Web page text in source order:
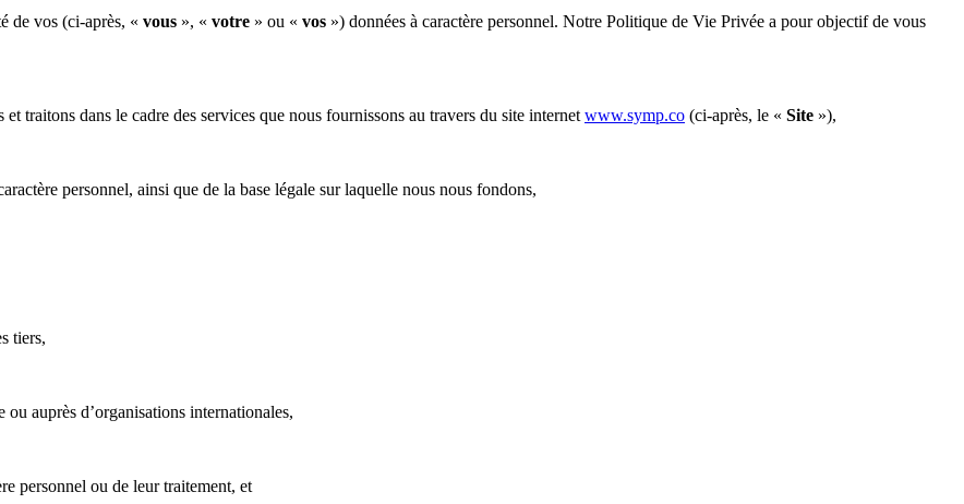
de vos (ci-après, « vous », « votre » ou « vos ») données à caractère personnel. Notre Politique de Vie Privée a pour objectif de vous
traitons dans le cadre des services que nous fournissons au travers du site internet www.symp.co (ci-après, le « Site »),
personnel, ainsi que de la base légale sur laquelle nous nous fondons,
tiers,
auprès d’organisations internationales,
personnel ou de leur traitement, et